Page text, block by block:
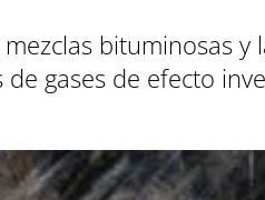
bituminosas y
gases de efecto